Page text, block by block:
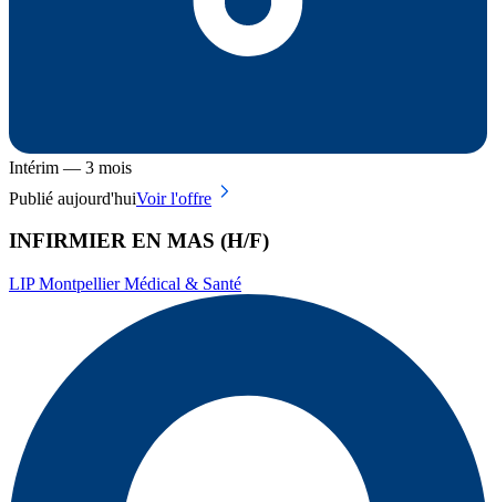
Intérim — 3 mois
Publié aujourd'huiVoir l'offre
INFIRMIER EN MAS (H/F)
LIP Montpellier Médical & Santé